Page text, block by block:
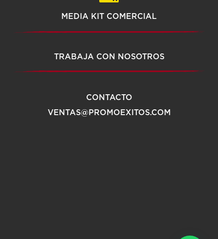
MEDIA KIT COMERCIAL
TRABAJA CON NOSOTROS
CONTACTO
VENTAS@PROMOEXITOS.COM